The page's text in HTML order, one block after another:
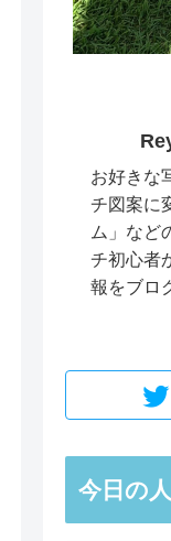
お好きな
チ図案に
ム」など
チ初心者
報をブロ
今日の